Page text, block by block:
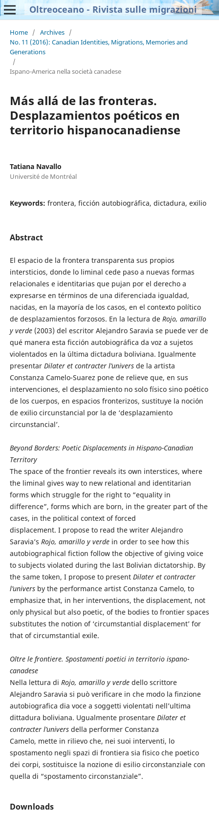
Oltreoceano - Rivista sulle migrazioni
Home / Archives /
No. 11 (2016): Canadian Identities, Migrations, Memories and
Generations
/
Ispano-America nella società canadese
Más allá de las fronteras.
Desplazamientos poéticos en
territorio hispanocanadiense
Tatiana Navallo
Université de Montréal
Keywords: frontera, ficción autobiográfica, dictadura, exilio
Abstract
El espacio de la frontera transparenta sus propios
intersticios, donde lo liminal cede paso a nuevas formas
relacionales e identitarias que pujan por el derecho a
expresarse en términos de una diferenciada igualdad,
nacidas, en la mayoría de los casos, en el contexto político
de desplazamientos forzosos. En la lectura de Rojo, amarillo
y verde(2003) del escritor Alejandro Saravia se puede ver de
qué manera esta ficción autobiográfica da voz a sujetos
violentados en la última dictadura boliviana. Igualmente
presentar Dilater et contracter l’universde la artista
Constanza Camelo-Suarez pone de relieve que, en sus
intervenciones, el desplazamiento no solo físico sino poético
de los cuerpos, en espacios fronterizos, sustituye la noción
de exilio circunstancial por la de ‘desplazamiento
circunstancial’.
Beyond Borders: Poetic Displacements in Hispano-Canadian
Territory
The space of the frontier reveals its own interstices, where
the liminal gives way to new relational and identitarian
forms which struggle for the right to “equality in
difference”, forms which are born, in the greater part of the
cases, in the political context of forced
displacement. I propose to read the writer Alejandro
Saravia’s Rojo, amarillo y verdein order to see how this
autobiographical fiction follow the objective of giving voice
to subjects violated during the last Bolivian dictatorship. By
the same token, I propose to present Dilater et contracter
l’universby the performance artist Constanza Camelo, to
emphasize that, in her interventions, the displacement, not
only physical but also poetic, of the bodies to frontier spaces
substitutes the notion of ‘circumstantial displacement’ for
that of circumstantial exile.
Oltre le frontiere. Spostamenti poetici in territorio ispano-
canadese
Nella lettura di Rojo, amarillo y verdedello scrittore
Alejandro Saravia si può verificare in che modo la finzione
autobiografica dia voce a soggetti violentati nell’ultima
dittadura boliviana. Ugualmente prosentare Dilater et
contracter l’universdella performer Constanza
Camelo, mette in rilievo che, nei suoi interventi, lo
spostamento negli spazi di frontiera sia fisico che poetico
dei corpi, sostituisce la nozione di esilio circonstanziale con
quella di “spostamento circonstanziale”.
Downloads